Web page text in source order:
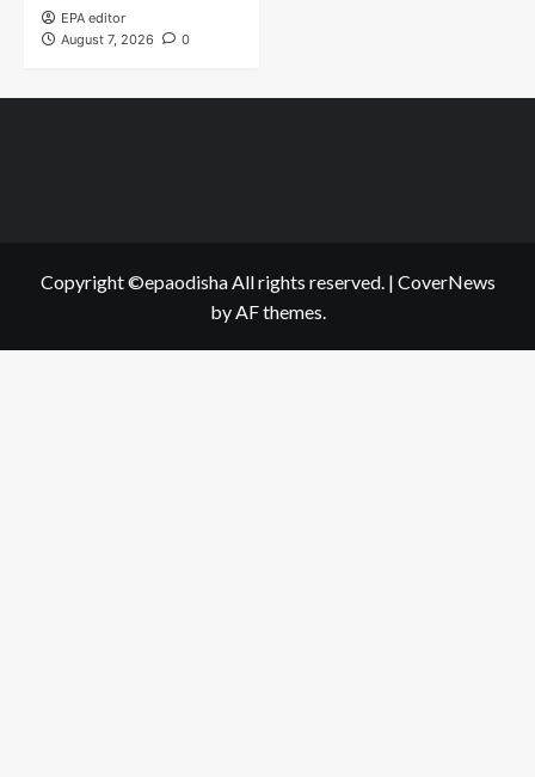
EPA editor
August 7, 2026
0
Copyright ©epaodisha All rights reserved. | CoverNews
by AF themes.